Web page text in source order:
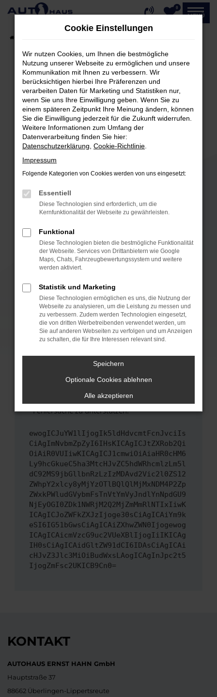
Zum
0
MENÜ
Fehler: Network Error
Beim Laden ist ein Fehler aufgetreten.
Hier sind ein paar Tipps, die dir helfen können:
Überprüfe deine Firewall und deine
Internetverbindung.
Laden andere Webseiten, zum Beispiel deine
Suchmaschine?
Prüfe deine Browsererweiterungen.
können das Laden bestimmter Seiten
verhindern. Funktioniert die Seite in einem
anderen Browser oder in einem privaten
Fenster?
Starte dein Gerät neu.
Das kann manchmal helfen, vorübergehende
Probleme zu beheben.
Betriebssystem auf dem neuesten Stand
sind.
Veraltete Software birgt nicht nur ein
Sicherheitsrisiko, sondern kann auch dazu
führen, dass bestimmte Funktionen nicht mehr
unterstützt werden.
Wende dich an den Webseitenbetreiber.
Wenn du alle oben genannten Schritte versucht
hast, kontaktiere uns bitte. Wir werden
uns diesen Text schicken, um uns bei der
Fehlersuche zu unterstützen:
ewogICJuYW1lIjogIk5ldHdvcmtFcnJvciIs
CiAgImNvbmZpZyI6IHsKICAgICJtZXRob2Qi
OiAiR0VUIiwKICAgICJ1cmwiOiAiaHR0cHM6
Ly9hcGkueC5ha3MtcHJvZC5hdWRhcmlzLm5l
dC92MS9jbGllbnRzLzIzMDAvd2Vic2l0ZS12
ZWhpY2xlcy8yMjYzOTlBQlQlMjMxNDM4P2Zp
ZWxkPWludGVybmFsTnVtYmVyJndlYnNpdGU9
NjEyOGI0ZDk1NWRjM2Q2MjZmMmRlNTIxIiwK
ICAgICJoZWFkZXJzIjoge30sCiAgICAiYm9k
eSI6IG51bGwsCiAgICAiZXhwZWN0Ijogewog
ICAgICAicmVzcG9uc2VUeXBlIjogIiIKICAg
IH0sCiAgICAidGltZW91dCI6IDAsCiAgICAi
cHJvZ3Jlc3MiOiBudWxsLAogICAgInJpc2t5
IjogZmFsc2UKICB9Cn0=
KONTAKT
AUTOHAUS ERNST HAHN GmbH
Hauptstraße 37
88662 Überlingen-Lippertsreute
Cookie Einstellungen
Wir nutzen Cookies, um Ihnen die bestmögliche
Nutzung unserer Webseite zu ermöglichen und unsere
Kommunikation mit Ihnen zu verbessern. Wir
berücksichtigen hierbei Ihre Präferenzen und
verarbeiten Daten für Marketing und Statistiken nur,
wenn Sie uns Ihre Einwilligung geben. Wenn Sie zu
einem späteren Zeitpunkt Ihre Meinung ändern, können
Sie die Einwilligung jederzeit für die Zukunft widerrufen.
Weitere Informationen zum Umfang der
Datenverarbeitung finden Sie hier:
Datenschutzerklärung Cookie-Richtlinie
Impressum
Folgende Kategorien von Cookies werden von uns eingesetzt:
Essentiell
Diese Technologien sind erforderlich, um die
Kernfunktionalität der Webseite zu gewährleisten.
Funktional
Diese Technologien bieten die bestmögliche Funktionalität
der Webseite. Services von Drittanbietern wie Google
Maps, Chats, Fahrzeugbewertungssystem und weitere
werden aktiviert.
Statistik und Marketing
Diese Technologien ermöglichen es uns, die Nutzung der
Webseite zu analysieren, um die Leistung zu messen und
zu verbessern. Zudem werden Technologien eingesetzt,
die von dritten Werbetreibenden verwendet werden, um
Sie auf anderen Webseiten zu verfolgen und um Anzeigen
zu schalten, die für Ihre Interessen relevant sind.
Speichern
Optionale Cookies ablehnen
Alle akzeptieren